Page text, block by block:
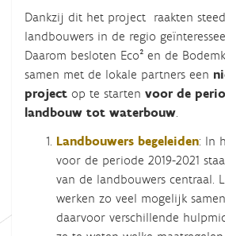
Dankzij dit het project raakten
landbouwers in de regio
Daarom besloten Eco² en de
samen met de lokale partners een
project op te starten voor de
landbouw tot waterbouw
Landbouwers begeleiden: In
voor de periode 2019-2021
van de landbouwers centraal.
werken zo veel mogelijk
daarvoor verschillende